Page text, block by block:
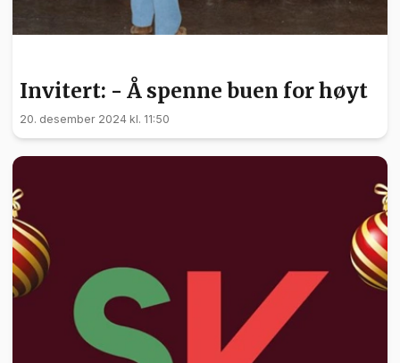
Invitert: - Å spenne buen for høyt
20. desember 2024 kl. 11:50